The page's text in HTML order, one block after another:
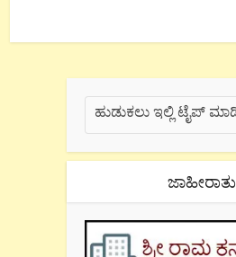
ಜಾಹೀರಾತು